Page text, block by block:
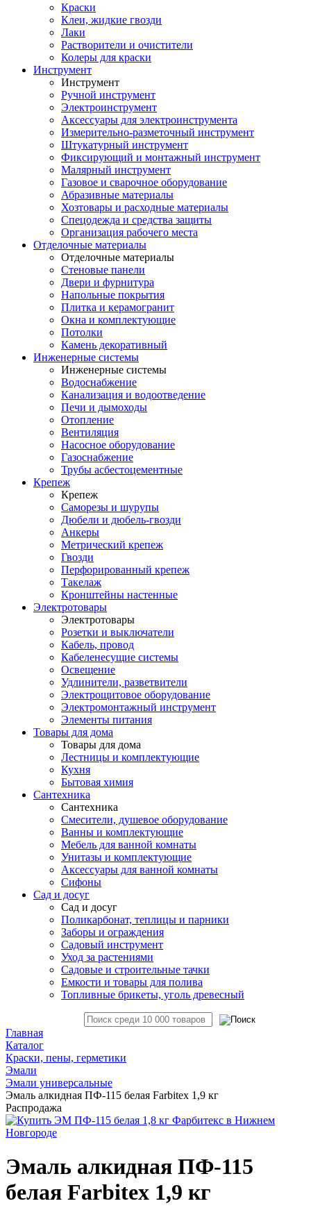
Краски
Клеи, жидкие гвозди
Лаки
Растворители и очистители
Колеры для краски
Инструмент
Инструмент
Ручной инструмент
Электроинструмент
Аксессуары для электроинструмента
Измерительно-разметочный инструмент
Штукатурный инструмент
Фиксирующий и монтажный инструмент
Малярный инструмент
Газовое и сварочное оборудование
Абразивные материалы
Хозтовары и расходные материалы
Спецодежда и средства защиты
Организация рабочего места
Отделочные материалы
Отделочные материалы
Стеновые панели
Двери и фурнитура
Напольные покрытия
Плитка и керамогранит
Окна и комплектующие
Потолки
Камень декоративный
Инженерные системы
Инженерные системы
Водоснабжение
Канализация и водоотведение
Печи и дымоходы
Отопление
Вентиляция
Насосное оборудование
Газоснабжение
Трубы асбестоцементные
Крепеж
Крепеж
Саморезы и шурупы
Дюбели и дюбель-гвозди
Анкеры
Метрический крепеж
Гвозди
Перфорированный крепеж
Такелаж
Кронштейны настенные
Электротовары
Электротовары
Розетки и выключатели
Кабель, провод
Кабеленесущие системы
Освещение
Удлинители, разветвители
Электрощитовое оборудование
Электромонтажный инструмент
Элементы питания
Товары для дома
Товары для дома
Лестницы и комплектующие
Кухня
Бытовая химия
Сантехника
Сантехника
Смесители, душевое оборудование
Ванны и комплектующие
Мебель для ванной комнаты
Унитазы и комплектующие
Аксессуары для ванной комнаты
Сифоны
Сад и досуг
Сад и досуг
Поликарбонат, теплицы и парники
Заборы и ограждения
Садовый инструмент
Уход за растениями
Садовые и строительные тачки
Емкости и товары для полива
Топливные брикеты, уголь древесный
Главная
Каталог
Краски, пены, герметики
Эмали
Эмали универсальные
Эмаль алкидная ПФ-115 белая Farbitex 1,9 кг
Распродажа
Эмаль алкидная ПФ-115
белая Farbitex 1,9 кг